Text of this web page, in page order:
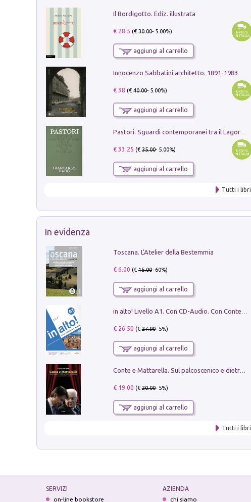
Il Bordigotto. Ediz. illustrata
€ 28.5 (€30.00- 5.00%)
aggiungi al carrello
Innocenzo Sabbatini architetto. 1891-1983
€ 38 (€40.00- 5.00%)
aggiungi al carrello
Pastori. Sguardi contemporanei tra il Lagorai e la pianura. Ediz. illustrata
€ 33.25 (€35.00- 5.00%)
aggiungi al carrello
Tutti i libri
In evidenza
Toscana. L'Atelier della Bestemmia
€ 6.00 (€15.00- 60%)
aggiungi al carrello
€ 26.50 (€27.90- 5%)
aggiungi al carrello
Conte e Mattarella. Sul palcoscenico e dietro le quinte del Quirinale. Un racconto sulle istituzioni
€ 19.00 (€20.00- 5%)
aggiungi al carrello
Tutti i libri
SERVIZI
on-line bookstore
AZIENDA
chi siamo